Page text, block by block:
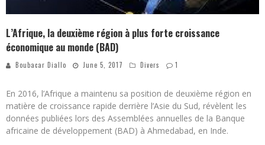
L’Afrique, la deuxième région à plus forte croissance
économique au monde (BAD)
Boubacar Diallo June 5, 2017 Divers 1
En 2016, l’Afrique a maintenu sa position de deuxième région en
matière de croissance rapide derrière l’Asie du Sud, révèlent les
données publiées lors des Assemblées annuelles de la Banque
africaine de développement (BAD) à Ahmedabad, en Inde.